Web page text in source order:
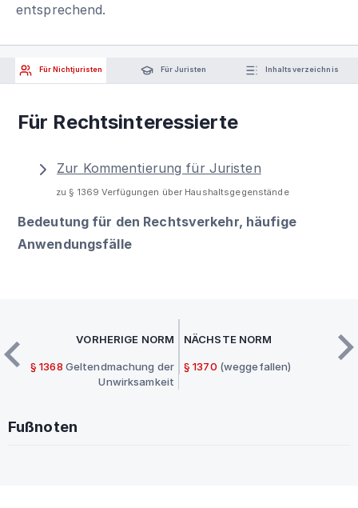
entsprechend.
Für Nichtjuristen Für Juristen Inhaltsverzeichnis
Für Rechtsinteressierte
Zur Kommentierung für Juristen
zu § 1369 Verfügungen über Haushaltsgegenstände
Bedeutung für den Rechtsverkehr, häufige
Anwendungsfälle
VORHERIGE NORM
§ 1368 Geltendmachung der
Unwirksamkeit
NÄCHSTE NORM
§ 1370 (weggefallen)
Fußnoten